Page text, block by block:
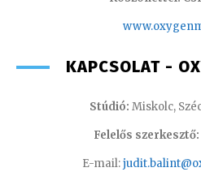
www.oxyge
KAPCSOLAT -
Stúdió: Miskolc,
Felelős szerkesztő:
E-mail: